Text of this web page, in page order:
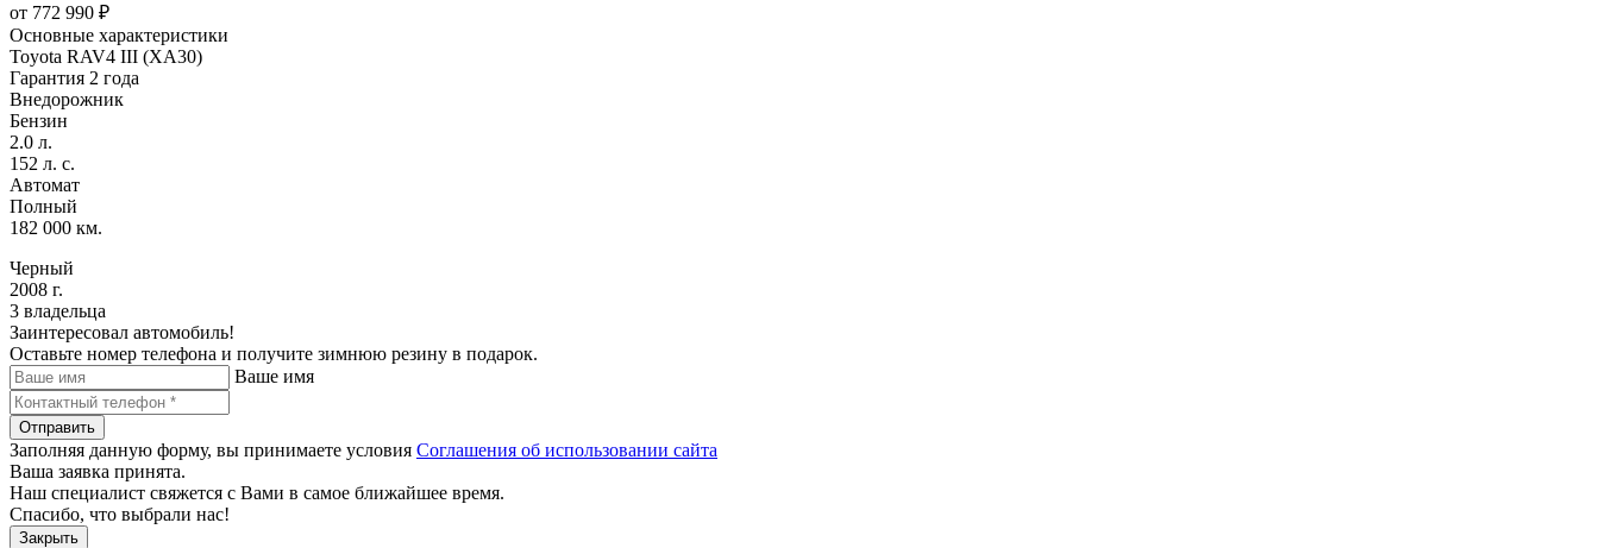
от 772 990 ₽
Основные характеристики
Toyota RAV4 III (XA30)
Гарантия 2 года
Внедорожник
Бензин
2.0 л.
152 л. с.
Автомат
Полный
182 000 км.
Черный
2008 г.
3 владельца
Заинтересовал автомобиль!
Оставьте номер телефона и получите зимнюю резину в подарок.
Ваше имя
Отправить
Заполняя данную форму, вы принимаете условия Соглашения об использовании сайта
Ваша заявка принята.
Наш специалист свяжется с Вами в самое ближайшее время.
Спасибо, что выбрали нас!
Закрыть